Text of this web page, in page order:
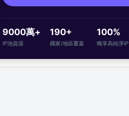
9000萬+
IP池資源
190+
國家/地區覆蓋
100%
獨享高純淨IP